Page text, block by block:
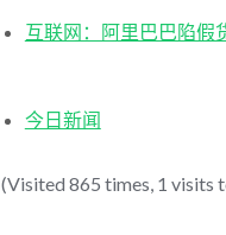
互联网：阿里巴巴陷假
今日新闻
(Visited 865 times, 1 visits